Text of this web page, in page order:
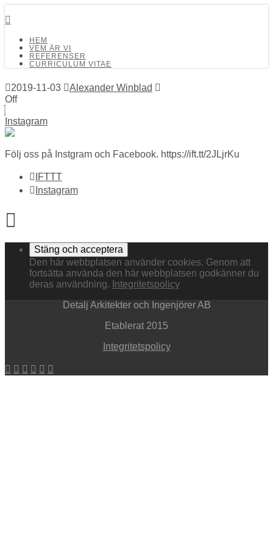
HEM
VEM ÄR VI
REFERENSER
CURRICULUM VITAE
2019-11-03
Alexander Winblad
Off
Instagram
Följ oss på Instgram och Facebook. https://ift.tt/2JLjrKu
IFTTT
Instagram
Den här webbplatsen använder cookies. Genom att
fortsätta använda den här webbplatsen godkänner du
deras användning. Integritetspolicy
Detalj Arkitekter och Ingenjörer AB
Etablerat 2015
Integritetspolicy